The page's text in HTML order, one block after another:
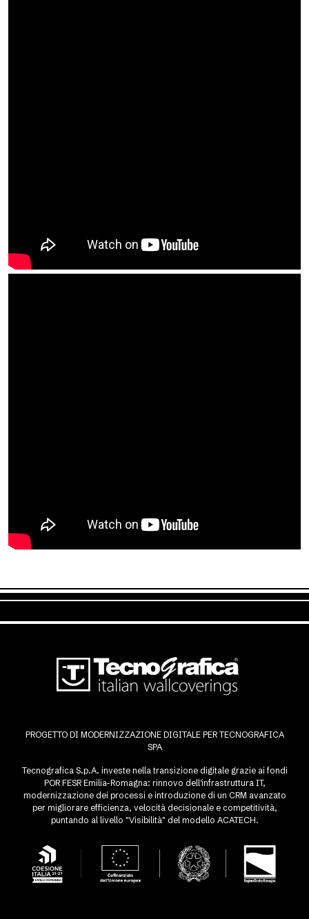
PROGETTO DI MODERNIZZAZIONE DIGITALE PER TECNOGRAFICA
SPA
Tecnografica S.p.A. investe nella transizione digitale grazie ai fondi
POR FESR Emilia-Romagna: rinnovo dell'infrastruttura IT,
modernizzazione dei processi e introduzione di un CRM avanzato
per migliorare efficienza, velocità decisionale e competitività,
puntando al livello "Visibilità" del modello ACATECH.